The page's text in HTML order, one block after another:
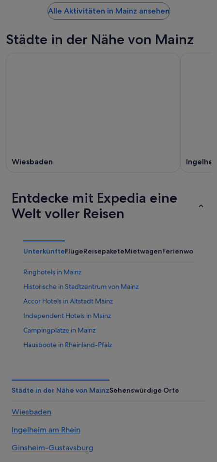
Alle Aktivitäten in Mainz ansehen
Städte in der Nähe von Mainz
Wiesbaden
Entdecke mit Expedia eine
Welt voller Reisen
UnterkünfteFlügeReisepaketeMietwagen
Ringhotels in Mainz
Historische in Stadtzentrum von Mainz
Accor Hotels in Altstadt Mainz
Independent Hotels in Mainz
Campingplätze in Mainz
Hausboote in Rheinland-Pfalz
Urlaub nur für Erwachsene in Rheinland-Pfalz
Aparthotels in Mainz
All-Inclusive- in Stadtzentrum von Mainz
All-Inclusive- in Rheinland-Pfalz
Städte in der Nähe von MainzSehenswürdige Orte
Wiesbaden
Ingelheim am Rhein
Ginsheim-Gustavsburg